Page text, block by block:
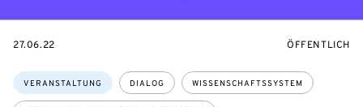
Themen:
VERANSTALTUNG DIALOG WISSENSCHAFTSSYSTEM
EVENTBEGINSON
27.06.22 ÖFFENTLICH